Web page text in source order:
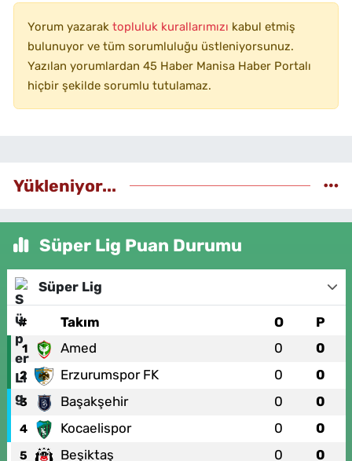
Yorum yazarak topluluk kurallarımızı kabul etmiş
bulunuyor ve tüm sorumluluğu üstleniyorsunuz.
Yazılan yorumlardan 45 Haber Manisa Haber Portalı
hiçbir şekilde sorumlu tutulamaz.
Yükleniyor...
Süper Lig Puan Durumu
Süper Lig
# Takım O P
1 Amed 0 0
2 Erzurumspor FK 0 0
3 Başakşehir 0 0
4 Kocaelispor 0 0
5 Beşiktaş 0 0